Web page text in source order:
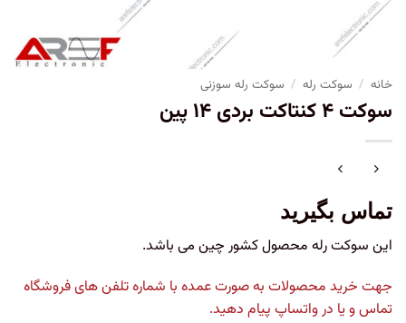
خانه / سوکت رله / سوکت رله سوزنی
سوکت ۴ کنتاکت بردی ۱۴ پین
تماس بگیرید
این سوکت رله محصول کشور چین می باشد.
جهت خرید محصولات به صورت عمده با شماره تلفن های فروشگاه
تماس و یا در واتساپ پیام دهید.